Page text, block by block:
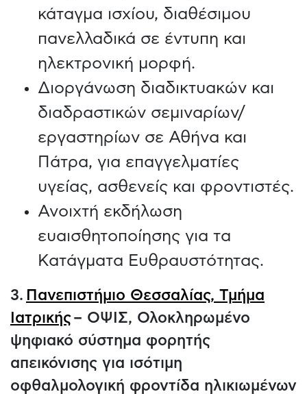
κάταγμα ισχίου, διαθέσιμου
πανελλαδικά σε έντυπη και
ηλεκτρονική μορφή.
Διοργάνωση διαδικτυακών και
διαδραστικών σεμιναρίων/
εργαστηρίων σε Αθήνα και
Πάτρα, για επαγγελματίες
υγείας, ασθενείς και φροντιστές.
Ανοιχτή εκδήλωση
ευαισθητοποίησης για τα
Κατάγματα Ευθραυστότητας.
3. Πανεπιστήμιο Θεσσαλίας, Τμήμα
Ιατρικής– ΟΨΙΣ, Ολοκληρωμένο
ψηφιακό σύστημα φορητής
απεικόνισης για ισότιμη
οφθαλμολογική φροντίδα ηλικιωμένων